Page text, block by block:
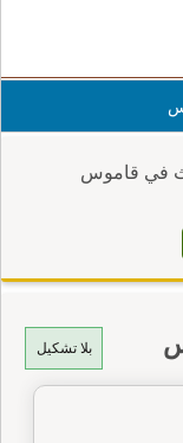
في قاموس
بلا تشكيل